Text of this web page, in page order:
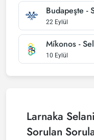
Budapeşte -
22 Eylül
Míkonos -
10 Eylül
Larnaka
Sorulan